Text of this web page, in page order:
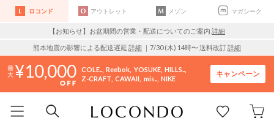
ロコンド アウトレット メゾン マガシーク
【お知らせ】お盆期間の営業・配送についてのご案内 詳細
熊本地震の影響による配送遅延 詳細 ｜7/30 (木) 14時〜 送料改訂詳細
10,000 COLE.. Reebok YOSUKE HILLS..
Z-CRAFT CAWAII mis.. NIKE
キャンペーン